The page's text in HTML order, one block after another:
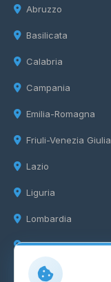
Abruzzo
Basilicata
Calabria
Campania
Emilia-Romagna
Friuli-Venezia Giulia
Lazio
Liguria
Lombardia
Marche